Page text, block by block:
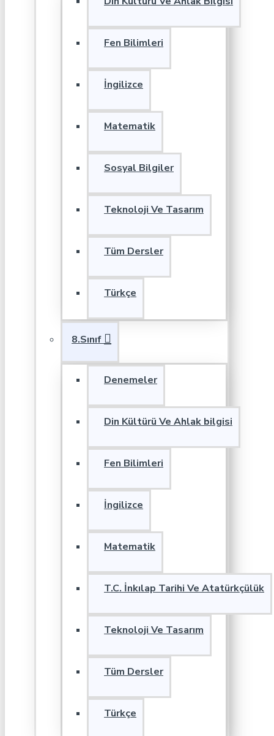
Fen Bilimleri
İngilizce
Matematik
Sosyal Bilgiler
Teknoloji Ve Tasarım
Tüm Dersler
Türkçe
8.Sınıf
Denemeler
Din Kültürü Ve Ahlak bilgisi
Fen Bilimleri
İngilizce
Matematik
T.C. İnkılap Tarihi Ve Atatürkçülük
Teknoloji Ve Tasarım
Tüm Dersler
Türkçe